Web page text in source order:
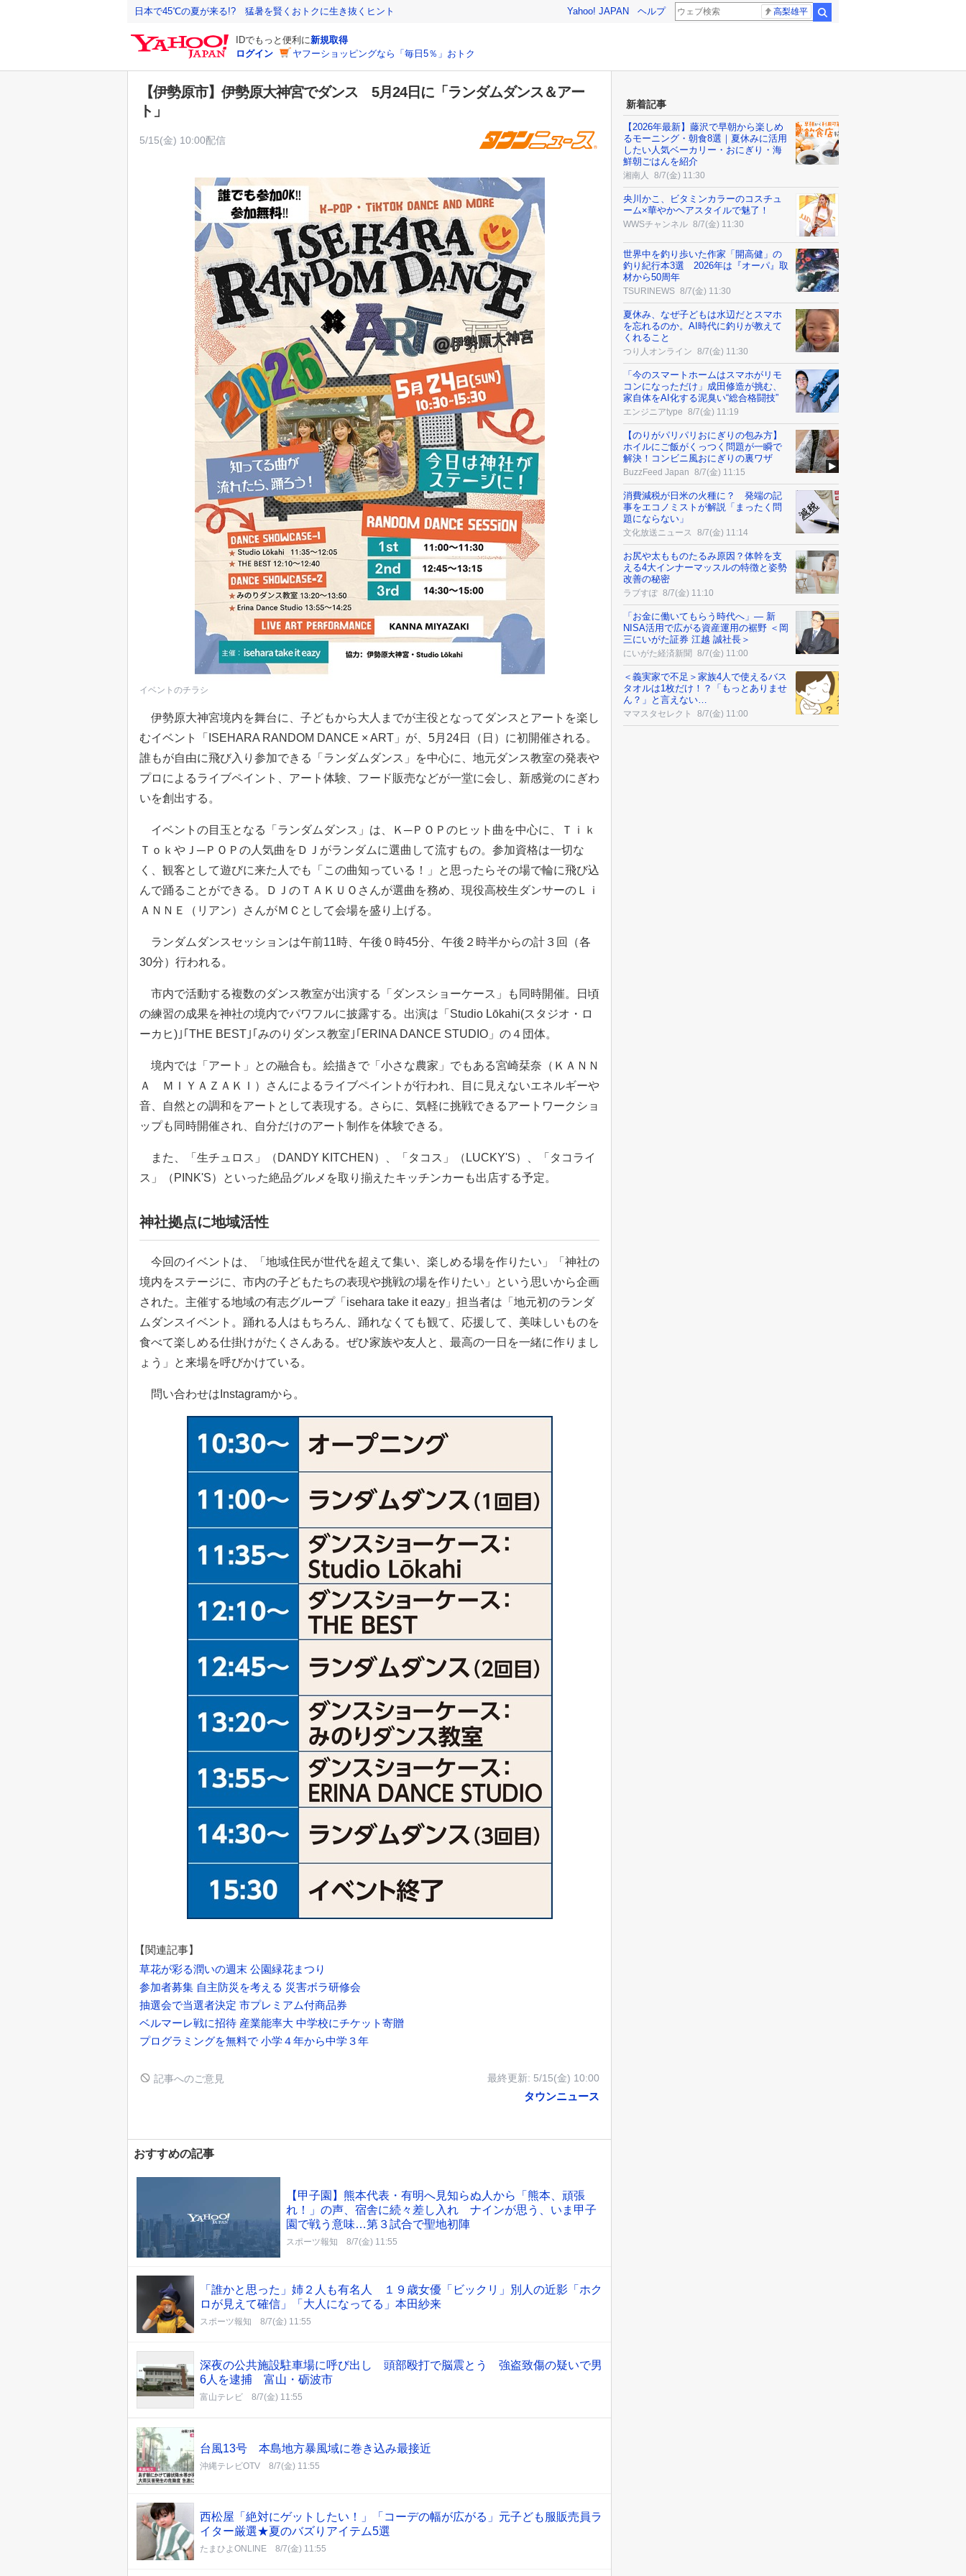
日本で45℃の夏が来る!? 猛暑を賢くおトクに生き抜くヒント Yahoo! JAPAN ヘルプ 高梨雄平
IDでもっと便利に新規取得
ログイン
ヤフーショッピングなら「毎日5％」おトク
【伊勢原市】伊勢原大神宮でダンス 5月24日に「ランダムダンス＆アー
ト」
5/15(金) 10:00配信
イベントのチラシ
伊勢原大神宮境内を舞台に、子どもから大人までが主役となってダンスとアートを楽し
むイベント「ISEHARA RANDOM DANCE × ART」が、5月24日（日）に初開催される。
誰もが自由に飛び入り参加できる「ランダムダンス」を中心に、地元ダンス教室の発表や
プロによるライブペイント、アート体験、フード販売などが一堂に会し、新感覚のにぎわ
いを創出する。
イベントの目玉となる「ランダムダンス」は、Ｋ─ＰＯＰのヒット曲を中心に、Ｔｉｋ
ＴｏｋやＪ─ＰＯＰの人気曲をＤＪがランダムに選曲して流すもの。参加資格は一切な
く、観客として遊びに来た人でも「この曲知っている！」と思ったらその場で輪に飛び込
んで踊ることができる。ＤＪのＴＡＫＵＯさんが選曲を務め、現役高校生ダンサーのＬｉ
ＡＮＮＥ（リアン）さんがＭＣとして会場を盛り上げる。
ランダムダンスセッションは午前11時、午後０時45分、午後２時半からの計３回（各
30分）行われる。
市内で活動する複数のダンス教室が出演する「ダンスショーケース」も同時開催。日頃
の練習の成果を神社の境内でパワフルに披露する。出演は「Studio Lōkahi(スタジオ・ロ
ーカヒ)｣｢THE BEST｣｢みのりダンス教室｣｢ERINA DANCE STUDIO」の４団体。
境内では「アート」との融合も。絵描きで「小さな農家」でもある宮崎栞奈（ＫＡＮＮ
Ａ ＭＩＹＡＺＡＫＩ）さんによるライブペイントが行われ、目に見えないエネルギーや
音、自然との調和をアートとして表現する。さらに、気軽に挑戦できるアートワークショ
ップも同時開催され、自分だけのアート制作を体験できる。
また、「生チュロス」（DANDY KITCHEN）、「タコス」（LUCKY'S）、「タコライ
ス」（PINK'S）といった絶品グルメを取り揃えたキッチンカーも出店する予定。
神社拠点に地域活性
今回のイベントは、「地域住民が世代を超えて集い、楽しめる場を作りたい」「神社の
境内をステージに、市内の子どもたちの表現や挑戦の場を作りたい」という思いから企画
された。主催する地域の有志グループ「isehara take it eazy」担当者は「地元初のランダ
ムダンスイベント。踊れる人はもちろん、踊れなくても観て、応援して、美味しいものを
食べて楽しめる仕掛けがたくさんある。ぜひ家族や友人と、最高の一日を一緒に作りまし
ょう」と来場を呼びかけている。
問い合わせはInstagramから。
【関連記事】
草花が彩る潤いの週末 公園緑花まつり
参加者募集 自主防災を考える 災害ボラ研修会
抽選会で当選者決定 市プレミアム付商品券
ベルマーレ戦に招待 産業能率大 中学校にチケット寄贈
プログラミングを無料で 小学４年から中学３年
記事へのご意見 最終更新: 5/15(金) 10:00
タウンニュース
おすすめの記事
【甲子園】熊本代表・有明へ見知らぬ人から「熊本、頑張
れ！」の声、宿舎に続々差し入れ ナインが思う、いま甲子
園で戦う意味…第３試合で聖地初陣
スポーツ報知 8/7(金) 11:55
「誰かと思った」姉２人も有名人 １９歳女優「ビックリ」別人の近影「ホク
ロが見えて確信」「大人になってる」本田紗来
スポーツ報知 8/7(金) 11:55
深夜の公共施設駐車場に呼び出し 頭部殴打で脳震とう 強盗致傷の疑いで男
6人を逮捕 富山・砺波市
富山テレビ 8/7(金) 11:55
台風13号 本島地方暴風域に巻き込み最接近
沖縄テレビOTV 8/7(金) 11:55
西松屋「絶対にゲットしたい！」「コーデの幅が広がる」元子ども服販売員ラ
イター厳選★夏のバズりアイテム5選
たまひよONLINE 8/7(金) 11:55
新着記事
【2026年最新】藤沢で早朝から楽しめ
るモーニング・朝食8選｜夏休みに活用
したい人気ベーカリー・おにぎり・海
鮮朝ごはんを紹介
湘南人 8/7(金) 11:30
央川かこ、ビタミンカラーのコスチュ
ーム×華やかヘアスタイルで魅了！
WWSチャンネル 8/7(金) 11:30
世界中を釣り歩いた作家「開高健」の
釣り紀行本3選 2026年は『オーパ』取
材から50周年
TSURINEWS 8/7(金) 11:30
夏休み、なぜ子どもは水辺だとスマホ
を忘れるのか。AI時代に釣りが教えて
くれること
つり人オンライン 8/7(金) 11:30
「今のスマートホームはスマホがリモ
コンになっただけ」成田修造が挑む、
家自体をAI化する泥臭い“総合格闘技”
エンジニアtype 8/7(金) 11:19
【のりがパリパリおにぎりの包み方】
ホイルにご飯がくっつく問題が一瞬で
解決！コンビニ風おにぎりの裏ワザ
BuzzFeed Japan 8/7(金) 11:15
消費減税が日米の火種に？ 発端の記
事をエコノミストが解説「まったく問
題にならない」
文化放送ニュース 8/7(金) 11:14
お尻や太もものたるみ原因？体幹を支
える4大インナーマッスルの特徴と姿勢
改善の秘密
ラブすぽ 8/7(金) 11:10
「お金に働いてもらう時代へ」― 新
NISA活用で広がる資産運用の裾野 ＜岡
三にいがた証券 江越 誠社長＞
にいがた経済新聞 8/7(金) 11:00
＜義実家で不足＞家族4人で使えるバス
タオルは1枚だけ！？「もっとありませ
ん？」と言えない…
ママスタセレクト 8/7(金) 11:00